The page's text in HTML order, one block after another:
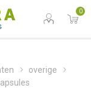
0
overige